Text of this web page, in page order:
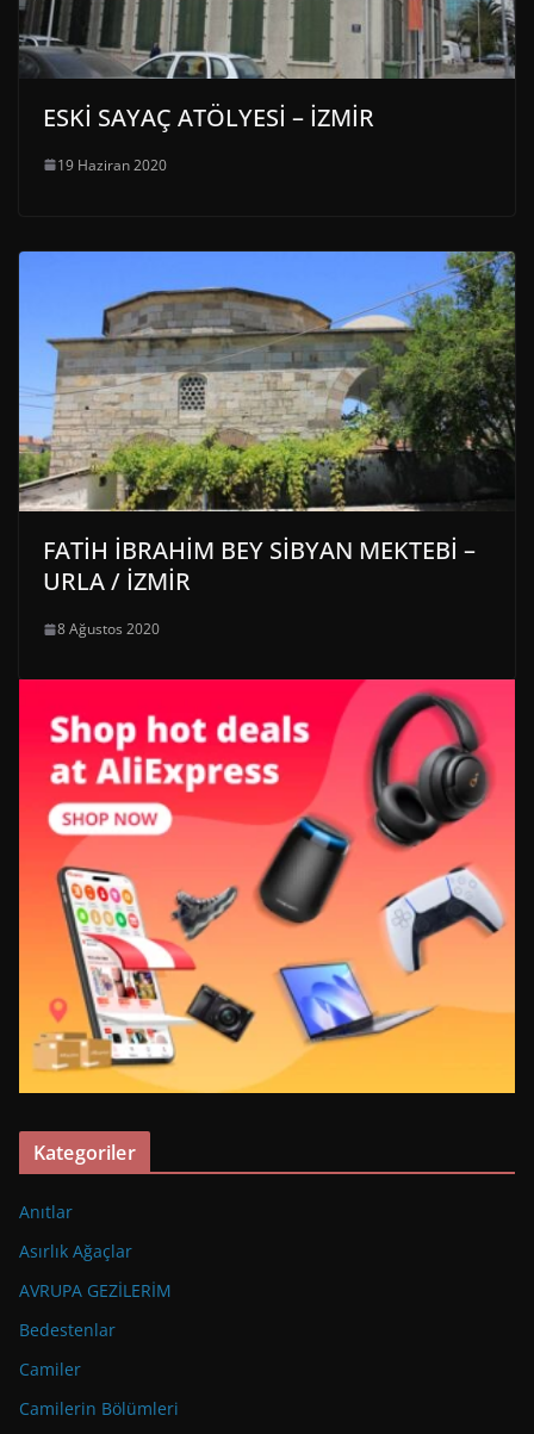
ESKİ SAYAÇ ATÖLYESİ – İZMİR
19 Haziran 2020
FATİH İBRAHİM BEY SİBYAN MEKTEBİ –
URLA / İZMİR
8 Ağustos 2020
Kategoriler
Anıtlar
Asırlık Ağaçlar
AVRUPA GEZİLERİM
Bedestenlar
Camiler
Camilerin Bölümleri